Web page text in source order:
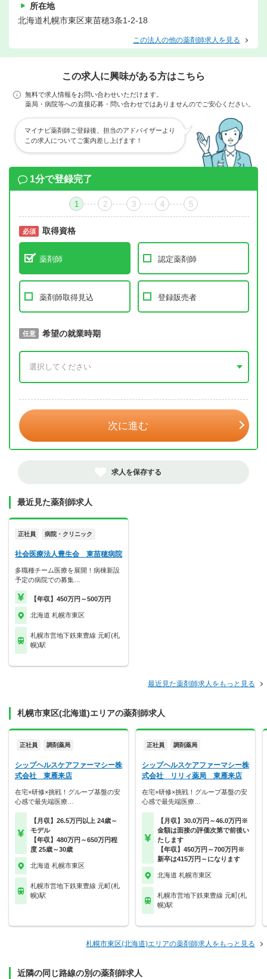
所在地
北海道札幌市東区東苗穂3条1-2-18
この法人の他の薬剤師求人を見る
この求人に興味がある方はこちら
無料で求人情報をお問い合わせいただけます。
薬局・病院等への直接応募・問い合わせではありませんのでご安心ください。
マイナビ薬剤師ご登録後、担当のアドバイザーより
この求人についてご案内差し上げます！
1分で登録完了
1 2 3 4 5
必須 取得資格
薬剤師 認定薬剤師
薬剤師取得見込 登録販売者
必須 取得予定年
任意 希望の就業時期
次に進む
求人を保存する
最近見た薬剤師求人
正社員 病院・クリニック
社会医療法人豊生会 東苗穂病院
多職種チーム医療を展開！病棟新設
予定の病院での募集…
【年収】450万円～500万円
北海道 札幌市東区
札幌市営地下鉄東豊線 元町(札
幌)駅
最近見た薬剤師求人をもっと見る
札幌市東区(北海道)エリアの薬剤師求人
正社員 調剤薬局
シップヘルスケアファーマシー株
式会社 東雁来店
在宅×研修×挑戦！グループ基盤の安
心感で最先端医療…
【月収】26.5万円以上 24歳～
モデル
【年収】480万円～650万円程
度 25歳～30歳
北海道 札幌市東区
札幌市営地下鉄東豊線 元町(札
幌)駅
正社員 調剤薬局
シップヘルスケアファーマシー株
式会社 リリィ薬局 東雁来店
在宅×研修×挑戦！グループ基盤の安
心感で最先端医療…
【月収】30.0万円～46.0万円※
金額は面接の評価次第で前後い
たします
【年収】450万円～700万円※
新卒は415万円～になります
北海道 札幌市東区
札幌市営地下鉄東豊線 元町(札
幌)駅
札幌市東区(北海道)エリアの薬剤師求人をもっと見る
近隣の同じ路線の別の薬剤師求人